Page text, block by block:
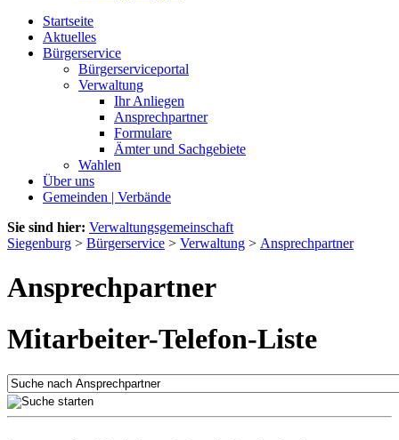
Startseite
Aktuelles
Bürgerservice
Bürgerserviceportal
Verwaltung
Ihr Anliegen
Ansprechpartner
Formulare
Ämter und Sachgebiete
Wahlen
Über uns
Gemeinden | Verbände
Sie sind hier: Verwaltungsgemeinschaft
Siegenburg > Bürgerservice > Verwaltung > Ansprechpartner
Ansprechpartner
Mitarbeiter-Telefon-Liste